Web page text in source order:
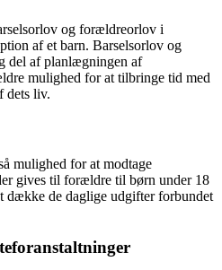
og forældreorlov i
af et barn. Barselsorlov og
del af planlægningen af
mulighed for at tilbringe tid med
dets liv.
mulighed for at modtage
gives til forældre til børn under 18
dække de daglige udgifter forbundet